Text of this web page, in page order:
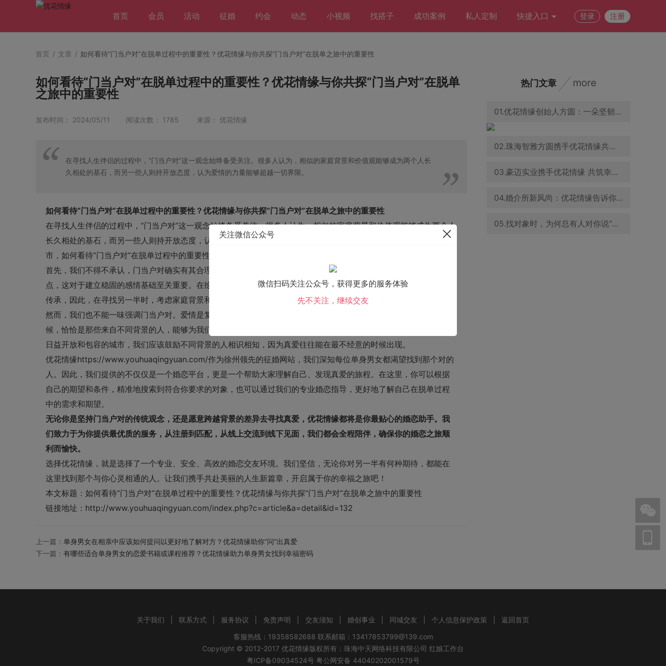
首页 会员 活动 征婚 约会 动态 小视频 找搭子 成功案例 私人定制 快捷入口 登录 注册
首页 / 文章 / 如何看待“门当户对”在脱单过程中的重要性？优花情缘与你共探“门当户对”在脱单之旅中的重要性
如何看待“门当户对”在脱单过程中的重要性？优花情缘与你共探“门当户对”在脱单
之旅中的重要性
发布时间： 2024/05/11 阅读次数： 1785 来源： 优花情缘
在寻找人生伴侣的过程中，“门当户对”这一观念始终备受关注。很多人认为，相似的家庭背景和价值观能够成为两个人长
久相处的基石，而另一些人则持开放态度，认为爱情的力量能够超越一切界限。
如何看待“门当户对”在脱单过程中的重要性？优花情缘与你共探“门当户对”在脱单之旅中的重要性
在寻找人生伴侣的过程中，“门当户对”这一观念始终备受关注。很多人认为，相似的家庭背景和价值观能够成为两个人
长久相处的基石，而另一些人则持开放态度，认为爱情的力量能够超越一切界限。那么，在徐州这座充满活力的城
市，如何看待“门当户对”在脱单过程中的重要性呢？
首先，我们不得不承认，门当户对确实有其合理之处。相似的成长环境和教育背景往往意味着更多的共同语言和兴趣
点，这对于建立稳固的感情基础至关重要。在徐州这样一个历史文化底蕴深厚的城市，许多家庭都注重传统价值观的
传承，因此，在寻找另一半时，考虑家庭背景和教育程度的匹配性，有助于减少未来可能出现的矛盾和摩擦。
然而，我们也不能一味强调门当户对。爱情是复杂而神秘的，它不受社会地位、经济条件或文化程度的限制。有时
候，恰恰是那些来自不同背景的人，能够为我们带来新的视角和体验，让我们的世界变得更加丰富多彩。在徐州这座
日益开放和包容的城市，我们应该鼓励不同背景的人相识相知，因为真爱往往能在最不经意的时候出现。
优花情缘https://www.youhuaqingyuan.com/作为徐州领先的征婚网站 ，我们深知每位单身男女都渴望找到那个对的
人。因此，我们提供的不仅仅是一个婚恋平台，更是一个帮助大家理解自己、发现真爱的旅程。在这里，你可以根据
自己的期望和条件，精准地搜索到符合你要求的对象，也可以通过我们的专业婚恋指导，更好地了解自己在脱单过程
中的需求和期望。
无论你是坚持门当户对的传统观念，还是愿意跨越背景的差异去寻找真爱，优花情缘都将是你最贴心的婚恋助手。我
们致力于为你提供最优质的服务，从注册到匹配，从线上交流到线下见面，我们都会全程陪伴，确保你的婚恋之旅顺
利而愉快。
选择优花情缘 ，就是选择了一个专业、安全、高效的婚恋交友环境。我们坚信，无论你对另一半有何种期待，都能在
这里找到那个与你心灵相通的人。让我们携手共赴美丽的人生新篇章，开启属于你的幸福之旅吧！
本文标题： 如何看待“门当户对”在脱单过程中的重要性？优花情缘与你共探“门当户对”在脱单之旅中的重要性
链接地址： http://www.youhuaqingyuan.com/index.php?c=article&a=detail&id=132
上一篇： 单身男女在相亲中应该如何提问以更好地了解对方？优花情缘助你“问”出真爱
下一篇： 有哪些适合单身男女的恋爱书籍或课程推荐？优花情缘助力单身男女找到幸福密码
热门文章 more
01.优花情缘创始人方圆：一朵坚韧之花，在婚恋交友领域绽放
02.珠海智雅方圆携手优花情缘共促青年婚恋交友事业发展
03.豪迈实业携手优花情缘 共筑幸福家庭与企业文化新篇章
04.婚介所新风尚：优花情缘告诉你，怎样的穿着能吸引异性目光
05.找对象时，为何总有人对你说“我和你很像”？优花情缘为你解答
关于我们 联系方式 服务协议 免责声明 交友须知 婚创事业 同城交友 个人信息保护政策
返回首页
客服热线：19358582688 联系邮箱：13417853799@139.com
Copyright © 2012-2017 优花情缘版权所有： 珠海中天网络科技有限公司 红娘工作台
粤ICP备09034524号 粤公网安备 44040202001579号
关注微信公众号
微信扫码关注公众号，获得更多的服务体验
先不关注，继续交友